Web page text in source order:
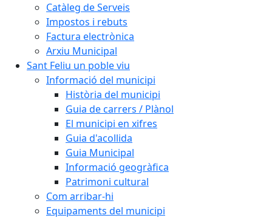
Catàleg de Serveis
Impostos i rebuts
Factura electrònica
Arxiu Municipal
Sant Feliu un poble viu
Informació del municipi
Història del municipi
Guia de carrers / Plànol
El municipi en xifres
Guia d'acollida
Guia Municipal
Informació geogràfica
Patrimoni cultural
Com arribar-hi
Equipaments del municipi